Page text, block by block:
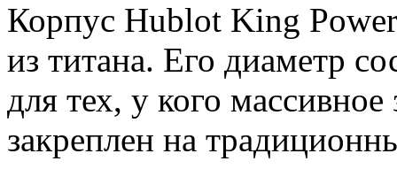
Корпус Hublot King
из титана. Его диаметр
для тех, у кого массивное
закреплен на